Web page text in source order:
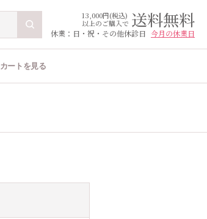
13,000円(税込)
以上のご購入で 送料無料
休業：日・祝・その他休診日 今月の休業日
カートを見る